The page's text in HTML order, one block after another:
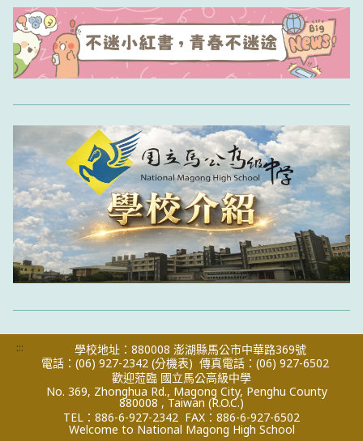
:::
學校地址：880008 澎湖縣馬公市中華路369號
電話：(06) 927-2342 (分機表) 傳真電話：(06) 927-6502
歡迎蒞臨 國立馬公高級中學
No. 369, Zhonghua Rd., Magong City, Penghu County
880008 , Taiwan (R.O.C.)
TEL：886-6-927-2342 FAX：886-6-927-6502
Welcome to National Magong High School